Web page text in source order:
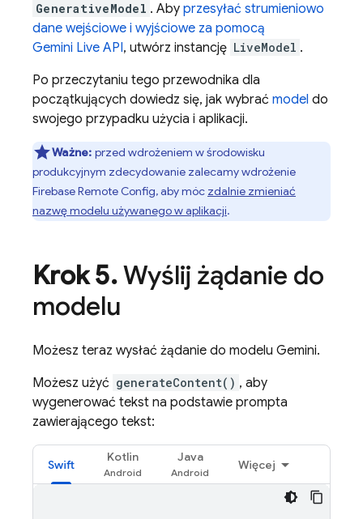
GenerativeModel . Aby przesyłać strumieniowo
dane wejściowe i wyjściowe za pomocą
Gemini Live API, utwórz instancję LiveModel .
Po przeczytaniu tego przewodnika dla
początkujących dowiedz się, jak wybrać model do
swojego przypadku użycia i aplikacji.
Ważne: przed wdrożeniem w środowisku
produkcyjnym zdecydowanie zalecamy wdrożenie
Firebase Remote Config, aby móc zdalnie zmieniać
nazwę modelu używanego w aplikacji.
Krok 5.Wyślij żądanie do
modelu
Możesz teraz wysłać żądanie do modelu Gemini.
Możesz użyć generateContent() , aby
wygenerować tekst na podstawie prompta
zawierającego tekst:
Swift
Kotlin Java
Więcej